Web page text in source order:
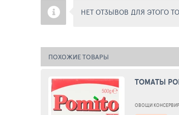
НЕТ ОТЗЫВОВ ДЛЯ ЭТОГО
ПОХОЖИЕ ТОВАРЫ
ТОМАТЫ
ОВОЩИ